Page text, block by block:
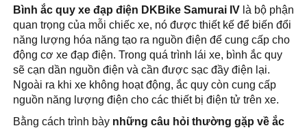
Bình ắc quy xe đạp điện DKBike Samurai IV là bộ phận
quan trọng của mỗi chiếc xe, nó được thiết kế để biến đổi
năng lượng hóa năng tạo ra nguồn điện để cung cấp cho
động cơ xe đạp điện. Trong quá trình lái xe, bình ắc quy
sẽ cạn dần nguồn điện và cần được sạc đầy điện lại.
Ngoài ra khi xe không hoạt động, ắc quy còn cung cấp
nguồn năng lượng điện cho các thiết bị điện tử trên xe.
Bằng cách trình bày những câu hỏi thường gặp về ắc